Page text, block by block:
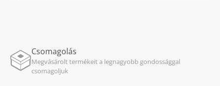
Csomagolás
Megvásárolt termékeit a legnagyobb gondossággal
csomagoljuk